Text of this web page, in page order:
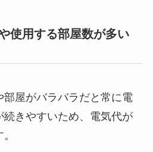
使用する部屋数が多い
屋がバラバラだと常に電
きやすいため、電気代が